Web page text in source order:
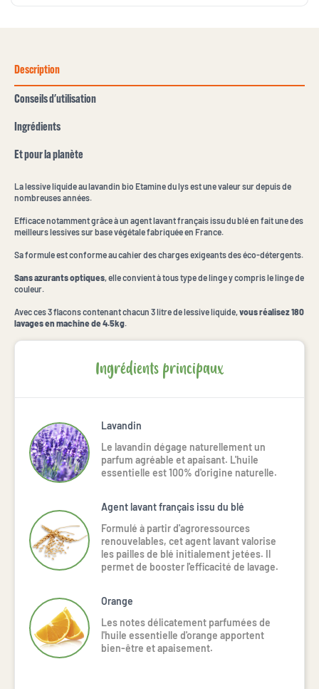
Description
Conseils d'utilisation
Ingrédients
Et pour la planète
La lessive liquide au lavandin bio Etamine du lys est une valeur sur depuis de
nombreuses années.
Efficace notamment grâce à un agent lavant français issu du blé en fait une des
meilleurs lessives sur base végétale fabriquée en France.
Sa formule est conforme au cahier des charges exigeants des éco-détergents.
Sans azurants optiques , elle convient à tous type de linge y compris le linge de
couleur.
Avec ces 3 flacons contenant chacun 3 litre de lessive liquide, vous réalisez 180
lavages en machine de 4.5kg
Ingrédients principaux
Lavandin
Le lavandin dégage naturellement un
parfum agréable et apaisant. L'huile
essentielle est 100% d'origine naturelle.
Agent lavant français issu du blé
Formulé à partir d'agroressources
renouvelables, cet agent lavant valorise
les pailles de blé initialement jetées. Il
permet de booster l'efficacité de lavage.
Orange
Les notes délicatement parfumées de
l'huile essentielle d'orange apportent
bien-être et apaisement.